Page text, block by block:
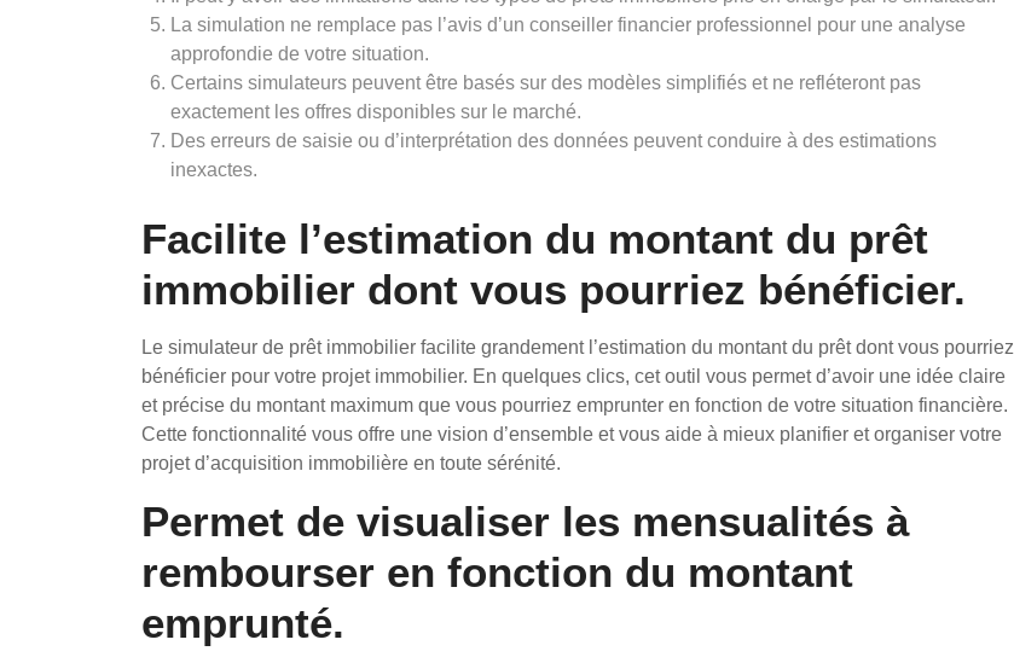
La simulation ne remplace pas l’avis d’un conseiller financier professionnel pour une analyse
approfondie de votre situation.
Certains simulateurs peuvent être basés sur des modèles simplifiés et ne refléteront pas
exactement les offres disponibles sur le marché.
Des erreurs de saisie ou d’interprétation des données peuvent conduire à des estimations
inexactes.
Facilite l’estimation du montant du prêt
immobilier dont vous pourriez bénéficier.
Le simulateur de prêt immobilier facilite grandement l’estimation du montant du prêt dont vous pourriez
bénéficier pour votre projet immobilier. En quelques clics, cet outil vous permet d’avoir une idée claire
et précise du montant maximum que vous pourriez emprunter en fonction de votre situation financière.
Cette fonctionnalité vous offre une vision d’ensemble et vous aide à mieux planifier et organiser votre
projet d’acquisition immobilière en toute sérénité.
Permet de visualiser les mensualités à
rembourser en fonction du montant
emprunté.